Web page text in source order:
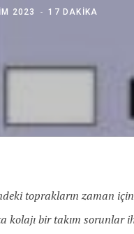
2023 17 DAKIKA
toprakların zaman
kolajı bir takım sorunlar